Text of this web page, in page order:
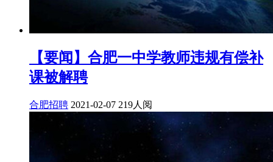
【要闻】合肥一中学教师违规有偿补
课被解聘
合肥招聘 2021-02-07 219人阅